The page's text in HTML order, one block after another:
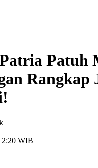
Patuh
Rangkap
WIB